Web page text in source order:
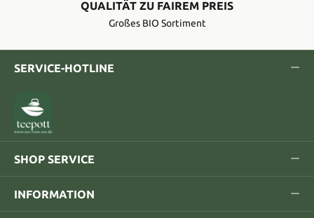
QUALITÄT ZU FAIREM PREIS
Großes BIO Sortiment
SERVICE-HOTLINE
SHOP SERVICE
INFORMATION